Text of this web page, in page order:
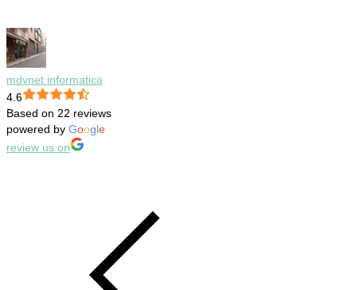
mdvnet informatica
4.6
Based on 22 reviews
powered by Google
review us on